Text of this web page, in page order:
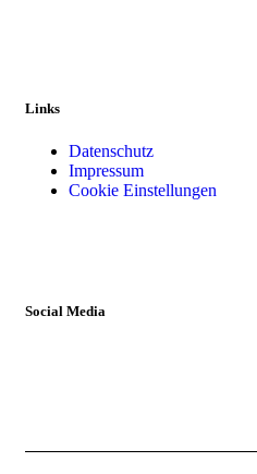
Links
Datenschutz
Impressum
Cookie Einstellungen
Social Media